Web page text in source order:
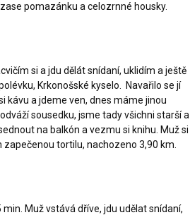
pomazánku a celozrnné housky.
si a jdu dělát snídaní, uklidím a ještě
Krkonošské kyselo. Navařilo se jí
kávu a jdeme ven, dnes máme jinou
sousedku, jsme tady všichni starší a
na balkón a vezmu si knihu. Muž si
tortilu, nachozeno 3,90 km.
Muž vstává dříve, jdu udělat snídaní,